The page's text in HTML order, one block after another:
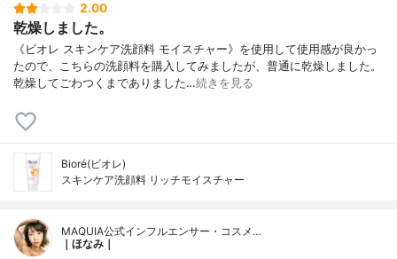
2.00
乾燥しました。
《ビオレ スキンケア洗顔料 モイスチャー》を使用して使用感が良かっ
たので、こちらの洗顔料を購入してみましたが、普通に乾燥しました。
乾燥してごわつくまでありました…続きを見る
Bioré(ビオレ)
スキンケア洗顔料 リッチモイスチャー
MAQUIA公式インフルエンサー・コスメ…
｜ほなみ｜